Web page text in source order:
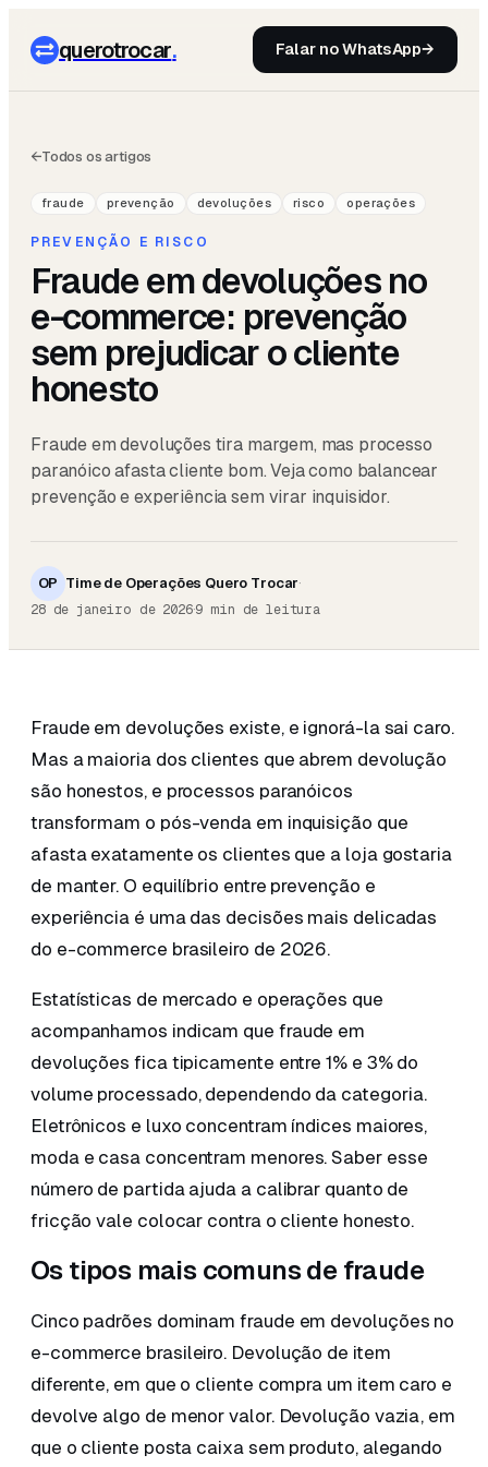
querotrocar. Falar no WhatsApp→
←Todos os artigos
fraude prevenção devoluções risco operações
PREVENÇÃO E RISCO
Fraude em devoluções no
e-commerce: prevenção
sem prejudicar o cliente
honesto
Fraude em devoluções tira margem, mas processo
paranóico afasta cliente bom. Veja como balancear
prevenção e experiência sem virar inquisidor.
OP Time de Operações Quero Trocar·
28 de janeiro de 2026·9 min de leitura
Fraude em devoluções existe, e ignorá-la sai caro.
Mas a maioria dos clientes que abrem devolução
são honestos, e processos paranóicos
transformam o pós-venda em inquisição que
afasta exatamente os clientes que a loja gostaria
de manter. O equilíbrio entre prevenção e
experiência é uma das decisões mais delicadas
do e-commerce brasileiro de 2026.
Estatísticas de mercado e operações que
acompanhamos indicam que fraude em
devoluções fica tipicamente entre 1% e 3% do
volume processado, dependendo da categoria.
Eletrônicos e luxo concentram índices maiores,
moda e casa concentram menores. Saber esse
número de partida ajuda a calibrar quanto de
fricção vale colocar contra o cliente honesto.
Os tipos mais comuns de fraude
Cinco padrões dominam fraude em devoluções no
e-commerce brasileiro. Devolução de item
diferente, em que o cliente compra um item caro e
devolve algo de menor valor. Devolução vazia, em
que o cliente posta caixa sem produto, alegando